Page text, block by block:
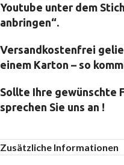
Youtube unter dem
anbringen“.
Versandkostenfrei
einem Karton – so
Sollte Ihre gewünschte
sprechen Sie uns an !
Zusätzliche Informationen